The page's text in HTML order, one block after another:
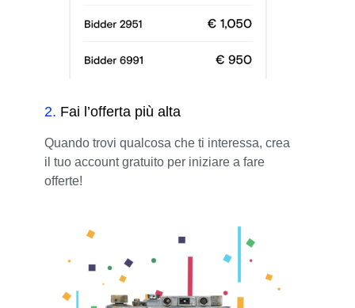
2. Fai l’offerta più alta
Quando trovi qualcosa che ti interessa, crea
il tuo account gratuito per iniziare a fare
offerte!